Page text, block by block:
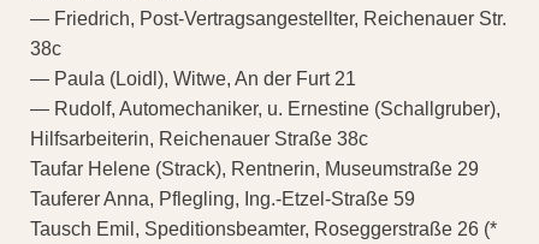
— Friedrich, Post-Vertragsangestellter, Reichenauer Str.
38c
— Paula (Loidl), Witwe, An der Furt 21
— Rudolf, Automechaniker, u. Ernestine (Schallgruber),
Hilfsarbeiterin, Reichenauer Straße 38c
Taufar Helene (Strack), Rentnerin, Museumstraße 29
Tauferer Anna, Pflegling, Ing.-Etzel-Straße 59
Tausch Emil, Speditionsbeamter, Roseggerstraße 26 (*